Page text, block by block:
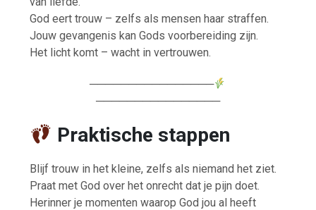
God eert trouw – zelfs als mensen haar straffen.
Jouw gevangenis kan Gods voorbereiding zijn.
Het licht komt – wacht in vertrouwen.
────────────────
────────────────
Praktische stappen
Blijf trouw in het kleine, zelfs als niemand het ziet.
Praat met God over het onrecht dat je pijn doet.
Herinner je momenten waarop God jou al heeft